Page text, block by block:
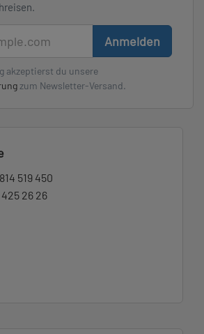
Anmelden
akzeptierst du unsere
zum Newsletter-Versand.
519 450
26 26